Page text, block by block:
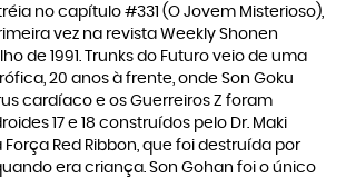
no capítulo #331 (O Jovem Misterioso),
vez na revista Weekly Shonen
de 1991. Trunks do Futuro veio de uma
20 anos à frente, onde Son Goku
cardíaco e os Guerreiros Z foram
17 e 18 construídos pelo Dr. Maki
Red Ribbon, que foi destruída por
era criança. Son Gohan foi o único